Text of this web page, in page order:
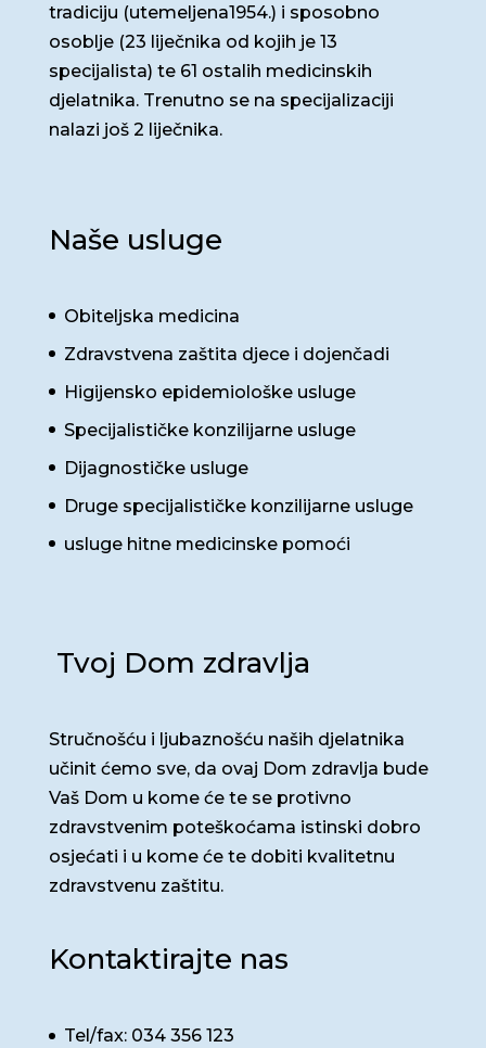
tradiciju (utemeljena1954.) i sposobno
osoblje (23 liječnika od kojih je 13
specijalista) te 61 ostalih medicinskih
djelatnika. Trenutno se na specijalizaciji
nalazi još 2 liječnika.
Naše usluge
Obiteljska medicina
Zdravstvena zaštita djece i dojenčadi
Higijensko epidemiološke usluge
Specijalističke konzilijarne usluge
Dijagnostičke usluge
Druge specijalističke konzilijarne usluge
usluge hitne medicinske pomoći
Tvoj Dom zdravlja
Stručnošću i ljubaznošću naših djelatnika
učinit ćemo sve, da ovaj Dom zdravlja bude
Vaš Dom u kome će te se protivno
zdravstvenim poteškoćama istinski dobro
osjećati i u kome će te dobiti kvalitetnu
zdravstvenu zaštitu.
Kontaktirajte nas
Tel/fax: 034 356 123